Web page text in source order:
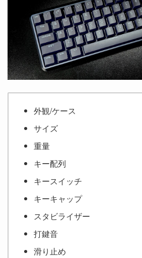
外観/ケース
サイズ
重量
キー配列
キースイッチ
キーキャップ
スタビライザー
打鍵音
滑り止め